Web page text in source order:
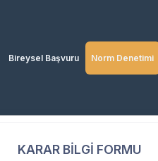
Bireysel Başvuru Norm Denetimi
KARAR BİLGİ FORMU